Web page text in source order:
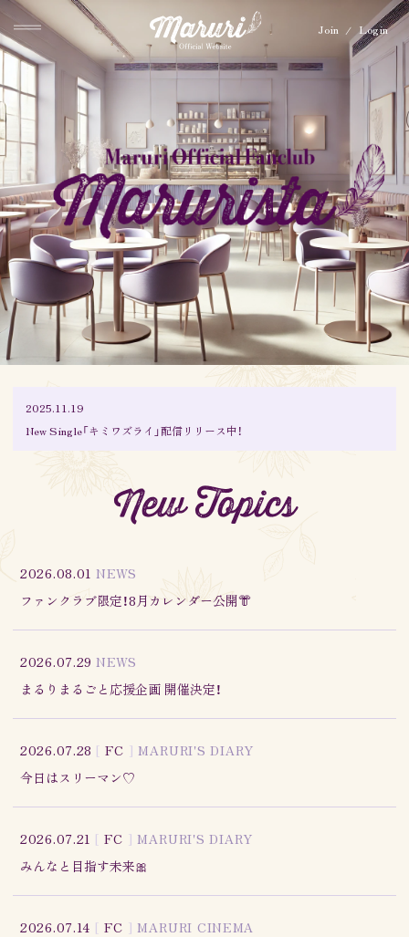
MARURI OFFICIAL
FANCLUB「MARURISTA」 Join Login
2025.11.19
New Single「キミワズライ」配信リリース中！
New Topics
2026.08.01 NEWS
ファンクラブ限定！8月カレンダー公開👘
2026.07.29 NEWS
まるりまるごと応援企画 開催決定！
2026.07.28 [FC ] MARURI'S DIARY
今日はスリーマン♡
2026.07.21 [FC ] MARURI'S DIARY
みんなと目指す未来🎀
2026.07.14 [FC ] MARURI CINEMA